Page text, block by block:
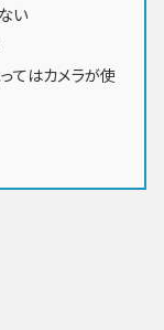
い
てはカメラが使